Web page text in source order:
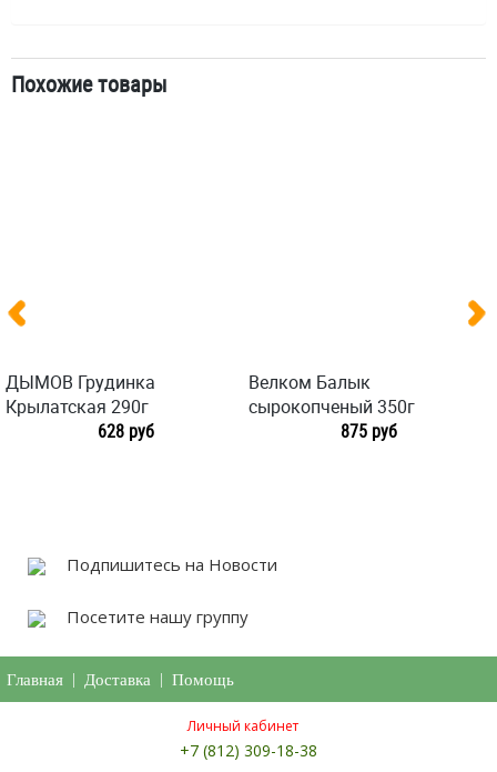
Похожие товары
ДЫМОВ Грудинка
Крылатская 290г
628 руб
Велком Балык
сырокопченый 350г
875 руб
Подпишитесь на Новости
Посетите нашу группу
Главная Доставка Помощь
Личный кабинет
+7 (812) 309-18-38